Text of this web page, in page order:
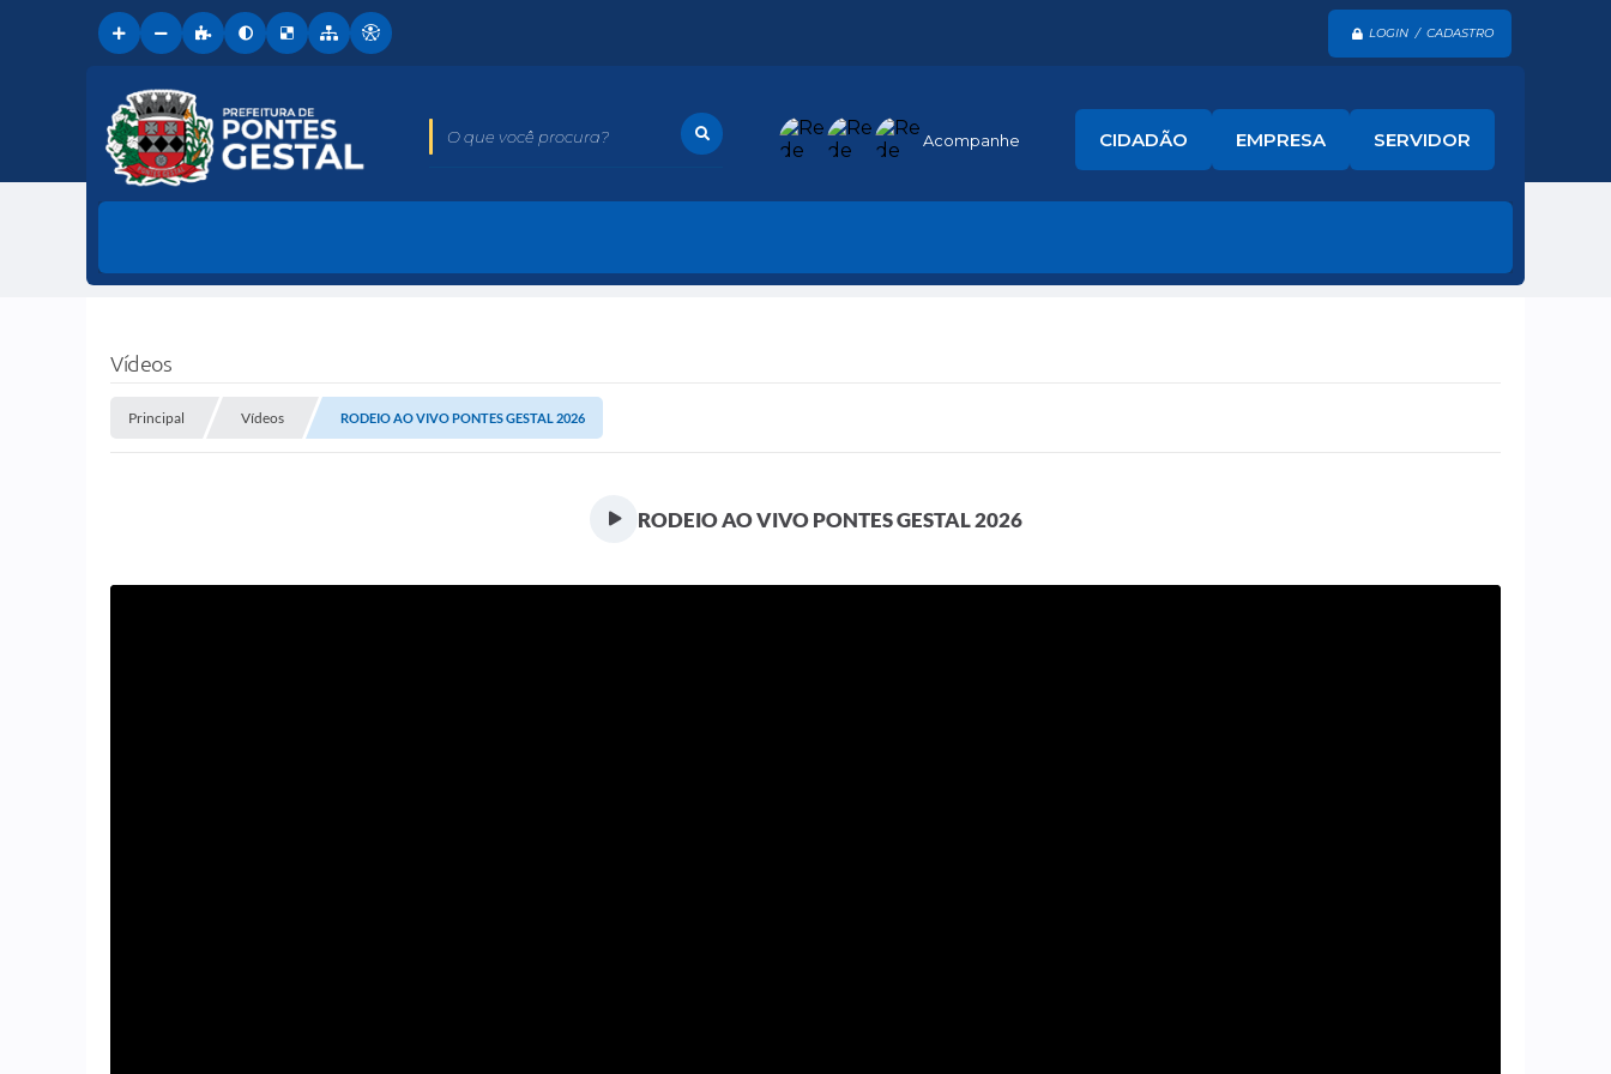
LOGIN / CADASTRO
O que você procura? Acompanhe CIDADÃO EMPRESA SERVIDOR
Vídeos
Principal Vídeos RODEIO AO VIVO PONTES GESTAL 2026
RODEIO AO VIVO PONTES GESTAL 2026